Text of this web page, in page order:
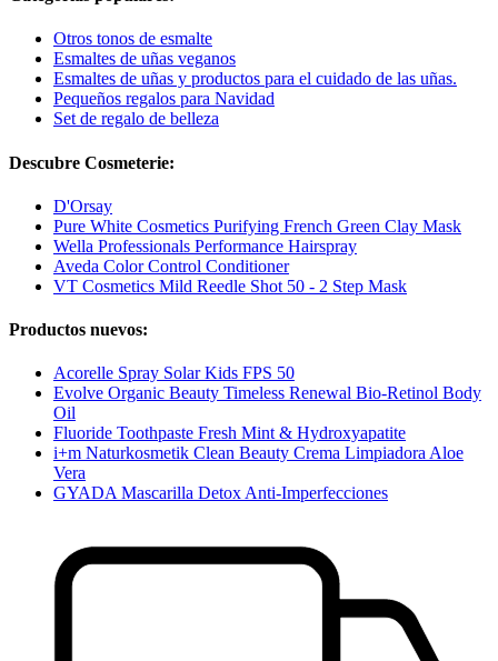
Otros tonos de esmalte
Esmaltes de uñas veganos
Esmaltes de uñas y productos para el cuidado de las uñas.
Pequeños regalos para Navidad
Set de regalo de belleza
Descubre Cosmeterie:
D'Orsay
Pure White Cosmetics Purifying French Green Clay Mask
Wella Professionals Performance Hairspray
Aveda Color Control Conditioner
VT Cosmetics Mild Reedle Shot 50 - 2 Step Mask
Productos nuevos:
Acorelle Spray Solar Kids FPS 50
Evolve Organic Beauty Timeless Renewal Bio-Retinol Body
Oil
Fluoride Toothpaste Fresh Mint & Hydroxyapatite
i+m Naturkosmetik Clean Beauty Crema Limpiadora Aloe
Vera
GYADA Mascarilla Detox Anti-Imperfecciones